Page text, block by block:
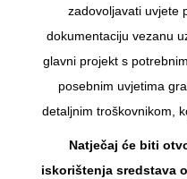
zadovoljavati uvjete
dokumentaciju vezanu
glavni projekt s
posebnim uvjetima
detaljnim troškovnikom,
Natječaj će biti
iskorištenja sredstava